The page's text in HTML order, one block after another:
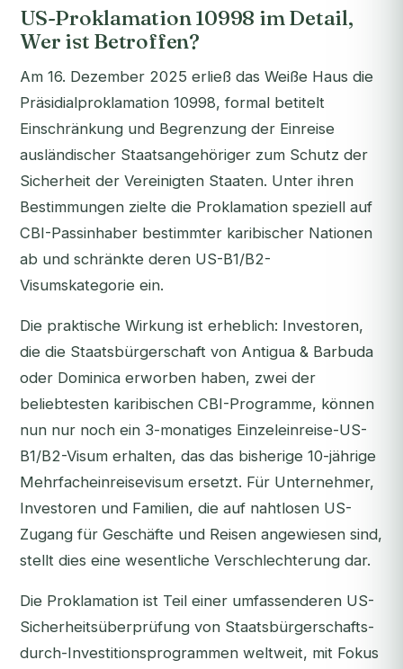
US-Proklamation 10998 im Detail,
Wer ist Betroffen?
Am 16. Dezember 2025 erließ das Weiße Haus die
Präsidialproklamation 10998, formal betitelt
Einschränkung und Begrenzung der Einreise
ausländischer Staatsangehöriger zum Schutz der
Sicherheit der Vereinigten Staaten. Unter ihren
Bestimmungen zielte die Proklamation speziell auf
CBI-Passinhaber bestimmter karibischer Nationen
ab und schränkte deren US-B1/B2-
Visumskategorie ein.
Die praktische Wirkung ist erheblich: Investoren,
die die Staatsbürgerschaft von Antigua & Barbuda
oder Dominica erworben haben, zwei der
beliebtesten karibischen CBI-Programme, können
nun nur noch ein 3-monatiges Einzeleinreise-US-
B1/B2-Visum erhalten, das das bisherige 10-jährige
Mehrfacheinreisevisum ersetzt. Für Unternehmer,
Investoren und Familien, die auf nahtlosen US-
Zugang für Geschäfte und Reisen angewiesen sind,
stellt dies eine wesentliche Verschlechterung dar.
Die Proklamation ist Teil einer umfassenderen US-
Sicherheitsüberprüfung von Staatsbürgerschafts-
durch-Investitionsprogrammen weltweit, mit Fokus